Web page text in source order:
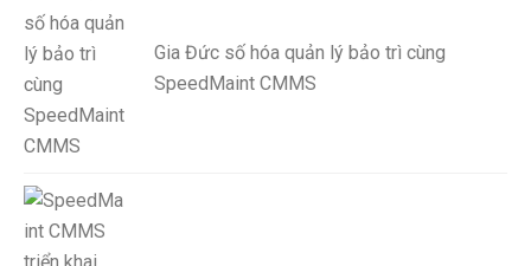
Gia Đức số hóa quản lý bảo trì cùng
SpeedMaint CMMS